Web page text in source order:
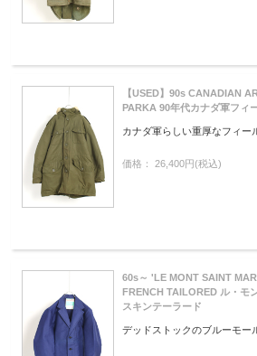
【USED】90s CANADIAN
PARKA 90年代カナダ軍フィ
カナダ軍らしい重厚なフィー
価格： 26,400円(税込)
60s～ 'LE MONT SAINT
FRENCH TAILORED ル・モ
スキンテーラード
デッドストックのブルーモー